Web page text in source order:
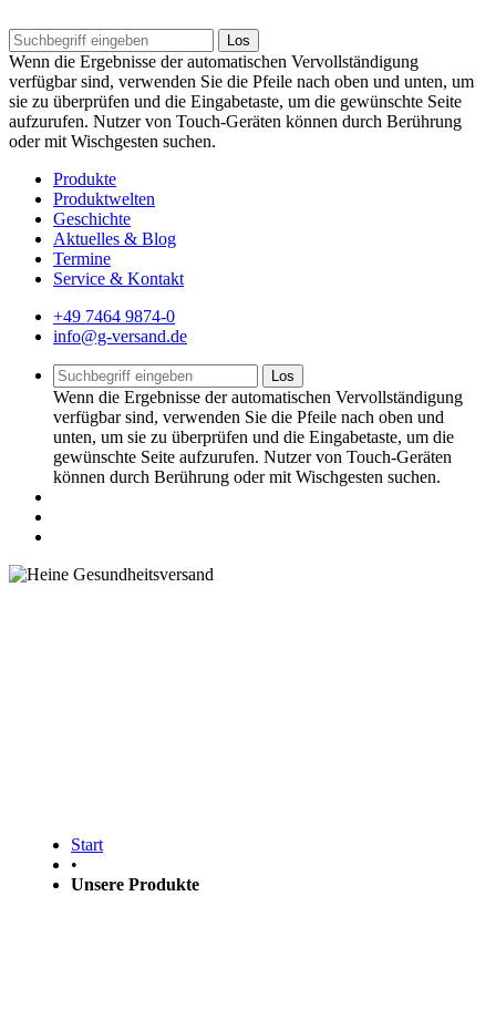
Los
Wenn die Ergebnisse der automatischen Vervollständigung
verfügbar sind, verwenden Sie die Pfeile nach oben und unten, um
sie zu überprüfen und die Eingabetaste, um die gewünschte Seite
aufzurufen. Nutzer von Touch-Geräten können durch Berührung
oder mit Wischgesten suchen.
Produkte
Produktwelten
Geschichte
Aktuelles & Blog
Termine
Service & Kontakt
+49 7464 9874-0
info@g-versand.de
Los
Wenn die Ergebnisse der automatischen Vervollständigung
verfügbar sind, verwenden Sie die Pfeile nach oben und
unten, um sie zu überprüfen und die Eingabetaste, um die
gewünschte Seite aufzurufen. Nutzer von Touch-Geräten
können durch Berührung oder mit Wischgesten suchen.
Start
•
Unsere Produkte